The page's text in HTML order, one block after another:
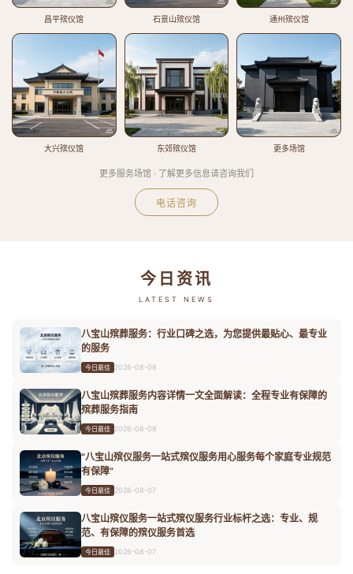
昌平殡仪馆 石景山殡仪馆 通州殡仪馆
大兴殡仪馆 东郊殡仪馆 更多场馆
更多服务场馆 · 了解更多信息请咨询我们
电话咨询
今日资讯
LATEST NEWS
八宝山殡葬服务：行业口碑之选，为您提供最贴心、最专业
的服务
今日最佳 2026-08-08
八宝山殡葬服务内容详情一文全面解读：全程专业有保障的
殡葬服务指南
今日最佳 2026-08-08
“八宝山殡仪服务一站式殡仪服务用心服务每个家庭专业规范
有保障”
今日最佳 2026-08-07
八宝山殡仪服务一站式殡仪服务行业标杆之选：专业、规
范、有保障的殡仪服务首选
今日最佳 2026-08-07